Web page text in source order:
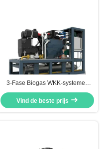
3-Fase Biogas WKK-systemen
220KW 400V / 230V Hoge
Betrouwbaarheid
Vind de beste prijs